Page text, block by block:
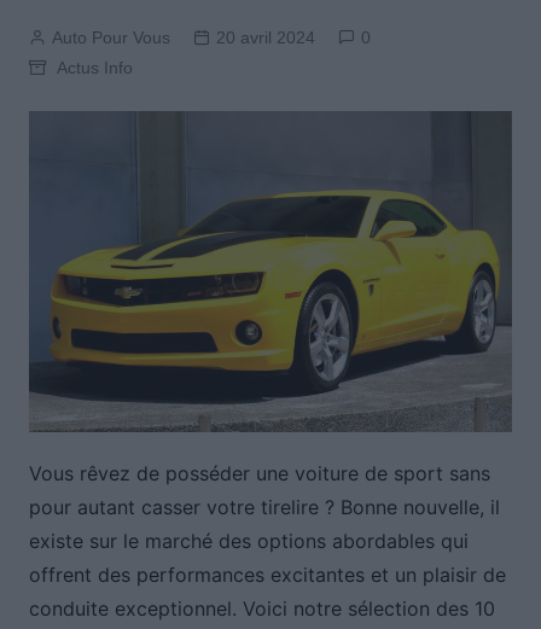
Auto Pour Vous 20 avril 2024
0
Actus Info
Vous rêvez de posséder une voiture de sport sans
pour autant casser votre tirelire ? Bonne nouvelle, il
existe sur le marché des options abordables qui
offrent des performances excitantes et un plaisir de
conduite exceptionnel. Voici notre sélection des 10